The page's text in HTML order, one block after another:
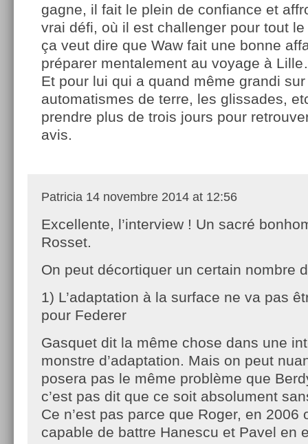
gagne, il fait le plein de confiance et
vrai défi, où il est challenger pour tout
ça veut dire que Waw fait une bonne
préparer mentalement au voyage à
Et pour lui qui a quand même grandi
automatismes de terre, les glissades,
prendre plus de trois jours pour
avis.
Patricia 14 novembre 2014 at 12:56
Excellente, l’interview ! Un sacré
Rosset.
On peut décortiquer un certain nombre
1) L’adaptation à la surface ne va pas
pour Federer
Gasquet dit la même chose dans une
monstre d’adaptation. Mais on peut
posera pas le même problème que
c’est pas dit que ce soit absolument
Ce n’est pas parce que Roger, en 2006
capable de battre Hanescu et Pavel en